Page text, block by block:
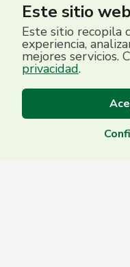
Este sitio
Este sitio recopila
experiencia,
mejores servicios.
privacidad.